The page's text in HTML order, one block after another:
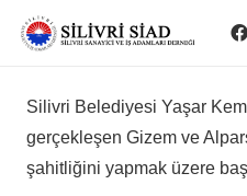
Silivri Belediyesi Yaşar
gerçekleşen Gizem ve
şahitliğini yapmak üzere